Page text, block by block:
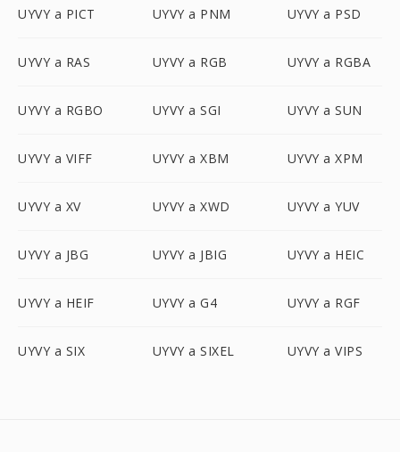
UYVY a PICT UYVY a PNM UYVY a PSD
UYVY a RAS UYVY a RGB UYVY a RGBA
UYVY a RGBO UYVY a SGI UYVY a SUN
UYVY a VIFF UYVY a XBM UYVY a XPM
UYVY a XV UYVY a XWD UYVY a YUV
UYVY a JBG UYVY a JBIG UYVY a HEIC
UYVY a HEIF UYVY a G4 UYVY a RGF
UYVY a SIX UYVY a SIXEL UYVY a VIPS